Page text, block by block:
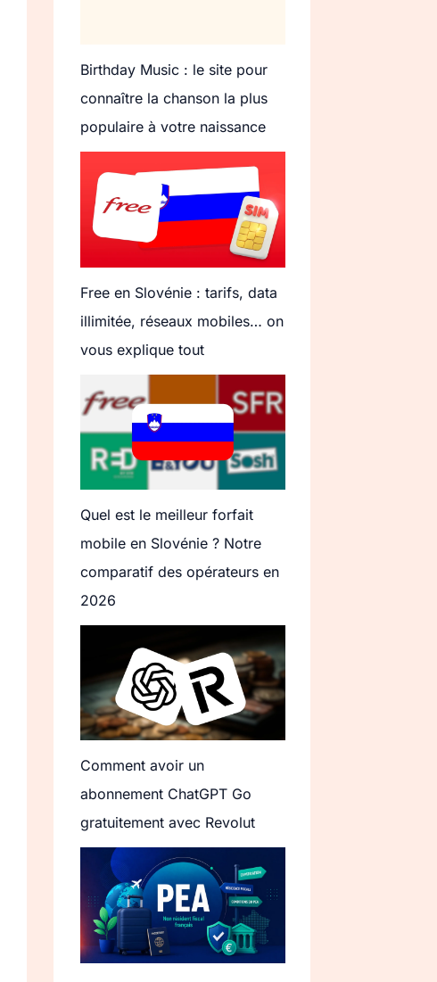
Birthday Music : le site pour
connaître la chanson la plus
populaire à votre naissance
Free en Slovénie : tarifs, data
illimitée, réseaux mobiles… on
vous explique tout
Quel est le meilleur forfait
mobile en Slovénie ? Notre
comparatif des opérateurs en
2026
Comment avoir un
abonnement ChatGPT Go
gratuitement avec Revolut